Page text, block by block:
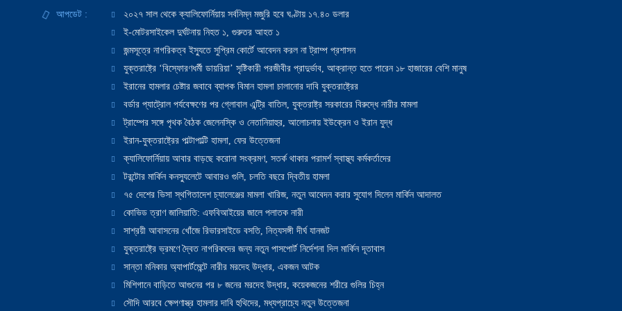
আপডেট :
২০২৭ সাল থেকে ক্যালিফোর্নিয়ায় সর্বনিম্ন মজুরি হবে ঘণ্টায় ১৭.৪০ ডলার
ই-মোটরসাইকেল দুর্ঘটনায় নিহত ১, গুরুতর আহত ১
জন্মসূত্রে নাগরিকত্ব ইস্যুতে সুপ্রিম কোর্টে আবেদন করল না ট্রাম্প প্রশাসন
যুক্তরাষ্ট্রে ‘বিস্ফোরণধর্মী ডায়রিয়া’ সৃষ্টিকারী পরজীবীর প্রাদুর্ভাব, আক্রান্ত হতে পারেন ১৮ হাজারের বেশি মানুষ
ইরানের হামলার চেষ্টার জবাবে ব্যাপক বিমান হামলা চালানোর দাবি যুক্তরাষ্ট্রের
বর্ডার প্যাট্রোল পর্যবেক্ষণের পর গ্লোবাল এন্ট্রি বাতিল, যুক্তরাষ্ট্র সরকারের বিরুদ্ধে নারীর মামলা
ট্রাম্পের সঙ্গে পৃথক বৈঠক জেলেনস্কি ও নেতানিয়াহুর, আলোচনায় ইউক্রেন ও ইরান যুদ্ধ
ইরান-যুক্তরাষ্ট্রের পাল্টাপাল্টি হামলা, ফের উত্তেজনা
ক্যালিফোর্নিয়ায় আবার বাড়ছে করোনা সংক্রমণ, সতর্ক থাকার পরামর্শ স্বাস্থ্য কর্মকর্তাদের
টরন্টোর মার্কিন কনস্যুলেটে আবারও গুলি, চলতি বছরে দ্বিতীয় হামলা
৭৫ দেশের ভিসা স্থগিতাদেশ চ্যালেঞ্জের মামলা খারিজ, নতুন আবেদন করার সুযোগ দিলেন মার্কিন আদালত
কোভিড ত্রাণ জালিয়াতি: এফবিআইয়ের জালে পলাতক নারী
সাশ্রয়ী আবাসনের খোঁজে রিভারসাইডে বসতি, নিত্যসঙ্গী দীর্ঘ যানজট
যুক্তরাষ্ট্রে ভ্রমণে দ্বৈত নাগরিকদের জন্য নতুন পাসপোর্ট নির্দেশনা দিল মার্কিন দূতাবাস
সান্তা মনিকার অ্যাপার্টমেন্টে নারীর মরদেহ উদ্ধার, একজন আটক
মিশিগানে বাড়িতে আগুনের পর ৮ জনের মরদেহ উদ্ধার, কয়েকজনের শরীরে গুলির চিহ্ন
সৌদি আরবে ক্ষেপণাস্ত্র হামলার দাবি হুথিদের, মধ্যপ্রাচ্যে নতুন উত্তেজনা